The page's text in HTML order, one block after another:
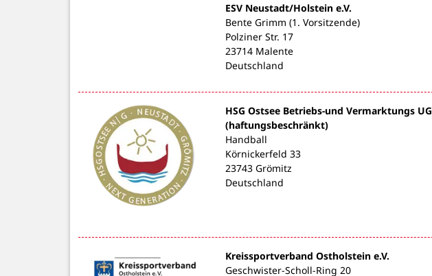
ESV Neustadt/Holstein e.V.
Bente Grimm (1. Vorsitzende)
Polziner Str. 17
23714 Malente
Deutschland
HSG Ostsee Betriebs-und Vermarktungs UG
(haftungsbeschränkt)
Handball
Körnickerfeld 33
23743 Grömitz
Deutschland
Kreissportverband Ostholstein e.V.
Geschwister-Scholl-Ring 20